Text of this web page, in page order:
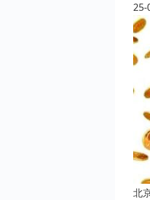
25-
北